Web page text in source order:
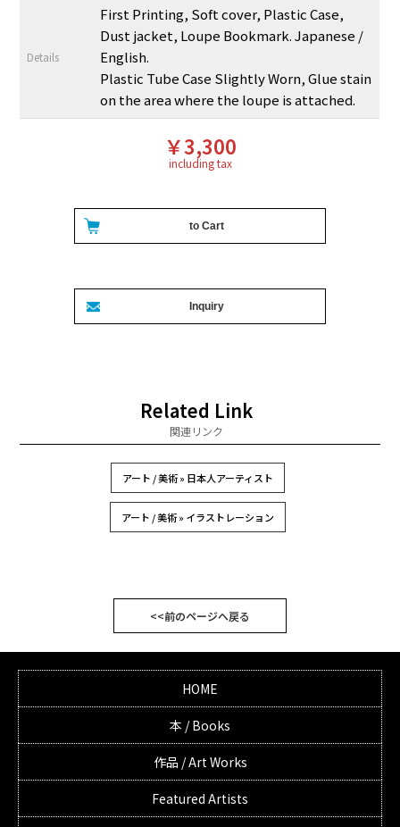
Details
First Printing, Soft cover, Plastic Case,
Dust jacket, Loupe Bookmark. Japanese /
English.
Plastic Tube Case Slightly Worn, Glue stain
on the area where the loupe is attached.
￥3,300
including tax
Related Link
関連リンク
アート / 美術 » 日本人アーティスト
アート / 美術 » イラストレーション
<<前のページへ戻る
HOME
本 / Books
作品 / Art Works
Featured Artists